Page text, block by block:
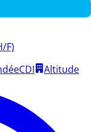
F)
CDI
Altitude